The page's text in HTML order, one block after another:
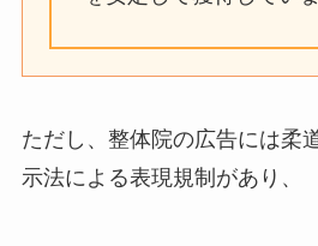
ただし、整体院の広告には柔
示法による表現規制があり、